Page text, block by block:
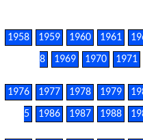
Opal Gray (Interior)
Ebony (Interior)
1958 1959 1960 1961
8
1969 1970 1971
1976 1977 1978 1979
5
1986 1987 1988